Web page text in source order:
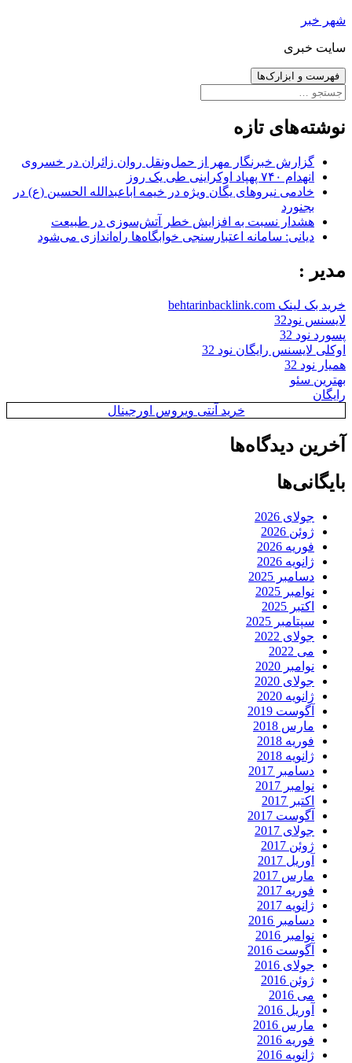
رفتن
نوشته‌ها
شهر خبر
سایت خبری
فهرست و ابزارک‌ها
جستجو
نوشته‌های تازه
گزارش خبرنگار مهر از حمل‌ونقل روان زائران در خسروی
انهدام ۷۴۰ پهپاد اوکراینی طی یک روز
خادمی نیروهای یگان ویژه در خیمه اباعبدالله الحسین (ع) در
بجنورد
هشدار نسبت به افزایش خطر آتش‌سوزی در طبیعت
دیانی: سامانه اعتبارسنجی خوابگاه‌ها راه‌اندازی می‌شود
مدیر :
خرید بک لینک behtarinbacklink.com
لایسنس نود32
پسورد نود 32
اوکلی لایسنس رایگان نود 32
همیار نود 32
بهترین سئو
رایگان
خرید آنتی ویروس اورجینال
آخرین دیدگاه‌ها
بایگانی‌ها
جولای 2026
ژوئن 2026
فوریه 2026
ژانویه 2026
دسامبر 2025
نوامبر 2025
اکتبر 2025
سپتامبر 2025
جولای 2022
می 2022
نوامبر 2020
جولای 2020
ژانویه 2020
آگوست 2019
مارس 2018
فوریه 2018
ژانویه 2018
دسامبر 2017
نوامبر 2017
اکتبر 2017
آگوست 2017
جولای 2017
ژوئن 2017
آوریل 2017
مارس 2017
فوریه 2017
ژانویه 2017
دسامبر 2016
نوامبر 2016
آگوست 2016
جولای 2016
ژوئن 2016
می 2016
آوریل 2016
مارس 2016
فوریه 2016
ژانویه 2016